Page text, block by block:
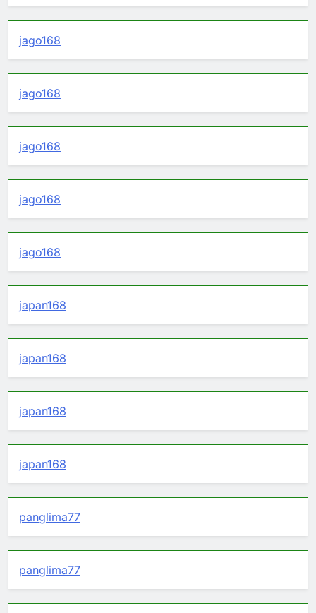
jago168
jago168
jago168
jago168
jago168
japan168
japan168
japan168
japan168
panglima77
panglima77